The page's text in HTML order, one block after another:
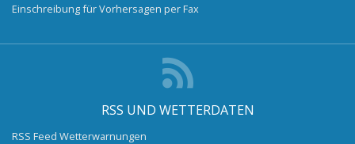
Einschreibung für Vorhersagen per Fax
RSS UND WETTERDATEN
RSS Feed Wetterwarnungen